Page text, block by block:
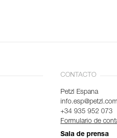
CONTACTO
Petzl Espana
info.esp@petzl.com
+34 935 952 073
Formulario de
Sala de prensa